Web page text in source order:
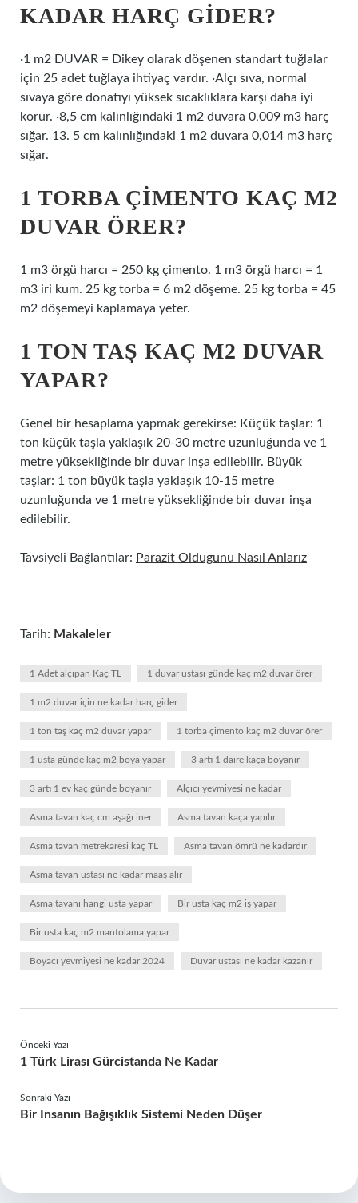
KADAR HARÇ GIDER?
·1 m2 DUVAR = Dikey olarak döşenen standart tuğlalar
için 25 adet tuğlaya ihtiyaç vardır. ·Alçı sıva, normal
sıvaya göre donatıyı yüksek sıcaklıklara karşı daha iyi
korur. ·8,5 cm kalınlığındaki 1 m2 duvara 0,009 m3 harç
sığar. 13. 5 cm kalınlığındaki 1 m2 duvara 0,014 m3 harç
sığar.
1 TORBA ÇIMENTO KAÇ M2
DUVAR ÖRER?
1 m3 örgü harcı = 250 kg çimento. 1 m3 örgü harcı = 1
m3 iri kum. 25 kg torba = 6 m2 döşeme. 25 kg torba = 45
m2 döşemeyi kaplamaya yeter.
1 TON TAŞ KAÇ M2 DUVAR
YAPAR?
Genel bir hesaplama yapmak gerekirse: Küçük taşlar: 1
ton küçük taşla yaklaşık 20-30 metre uzunluğunda ve 1
metre yüksekliğinde bir duvar inşa edilebilir. Büyük
taşlar: 1 ton büyük taşla yaklaşık 10-15 metre
uzunluğunda ve 1 metre yüksekliğinde bir duvar inşa
edilebilir.
Tavsiyeli Bağlantılar: Parazit Oldugunu Nasıl Anlarız
Tarih: Makaleler
1 Adet alçıpan Kaç TL 1 duvar ustası günde kaç m2 duvar örer
1 m2 duvar için ne kadar harç gider
1 ton taş kaç m2 duvar yapar 1 torba çimento kaç m2 duvar örer
1 usta günde kaç m2 boya yapar 3 artı 1 daire kaça boyanır
3 artı 1 ev kaç günde boyanır Alçıcı yevmiyesi ne kadar
Asma tavan kaç cm aşağı iner Asma tavan kaça yapılır
Asma tavan metrekaresi kaç TL Asma tavan ömrü ne kadardır
Asma tavan ustası ne kadar maaş alır
Asma tavanı hangi usta yapar Bir usta kaç m2 iş yapar
Bir usta kaç m2 mantolama yapar
Boyacı yevmiyesi ne kadar 2024 Duvar ustası ne kadar kazanır
Önceki Yazı
1 Türk Lirası Gürcistanda Ne Kadar
Sonraki Yazı
Bir Insanın Bağışıklık Sistemi Neden Düşer